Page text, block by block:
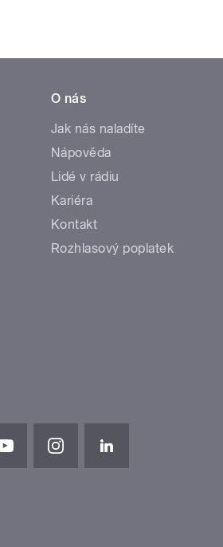
O nás
Jak nás naladíte
Nápověda
Lidé v rádiu
Kariéra
Kontakt
Rozhlasový poplatek